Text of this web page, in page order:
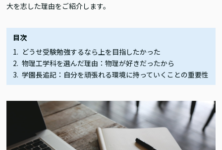
大を志した理由をご紹介します。
目次
どうせ受験勉強するなら上を目指したかった
物理工学科を選んだ理由：物理が好きだったから
学園長追記：自分を頑張れる環境に持っていくことの重要性